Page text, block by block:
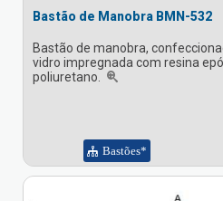
Bastão de Manobra BMN-532
Bastão de manobra,
vidro impregnada com resina
poliuretano.
Bastões*